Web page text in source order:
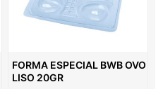
FORMA ESPECIAL BWB OVO
LISO 20GR